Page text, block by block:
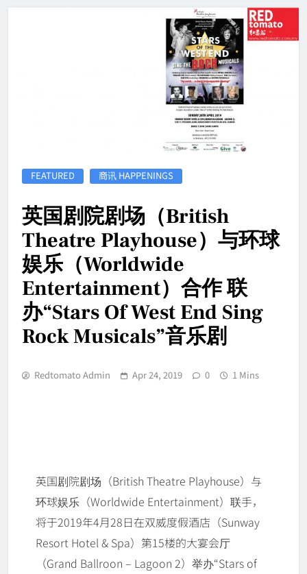
FEATURED 商讯 HAPPENINGS
英国剧院剧场（British
Theatre Playhouse）与环球
娱乐（Worldwide
Entertainment）合作 联
办“Stars Of West End Sing
Rock Musicals”音乐剧
Redtomato Admin Apr 24, 2019 0 1 Mins
英国剧院剧场（British Theatre Playhouse）与
环球娱乐（Worldwide Entertainment）联手，
将于2019年4月28日在双威度假酒店（Sunway
Resort Hotel & Spa）第15楼的大宴会厅
（Grand Ballroon – Lagoon 2）举办“Stars of